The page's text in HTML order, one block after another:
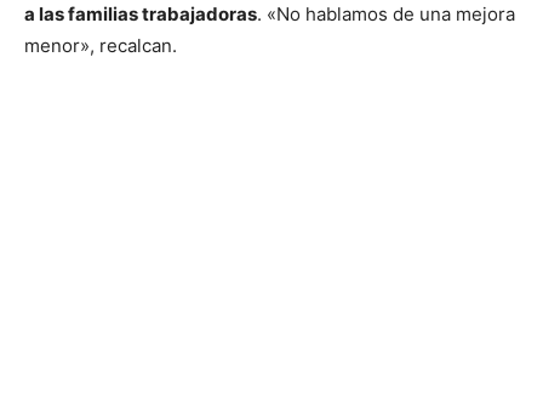
a las familias trabajadoras. «No hablamos de una mejora
menor», recalcan.